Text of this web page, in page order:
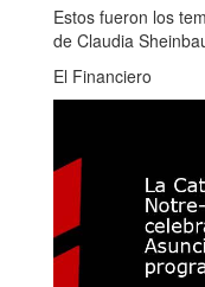
Estos fueron los
de Claudia
El Financiero